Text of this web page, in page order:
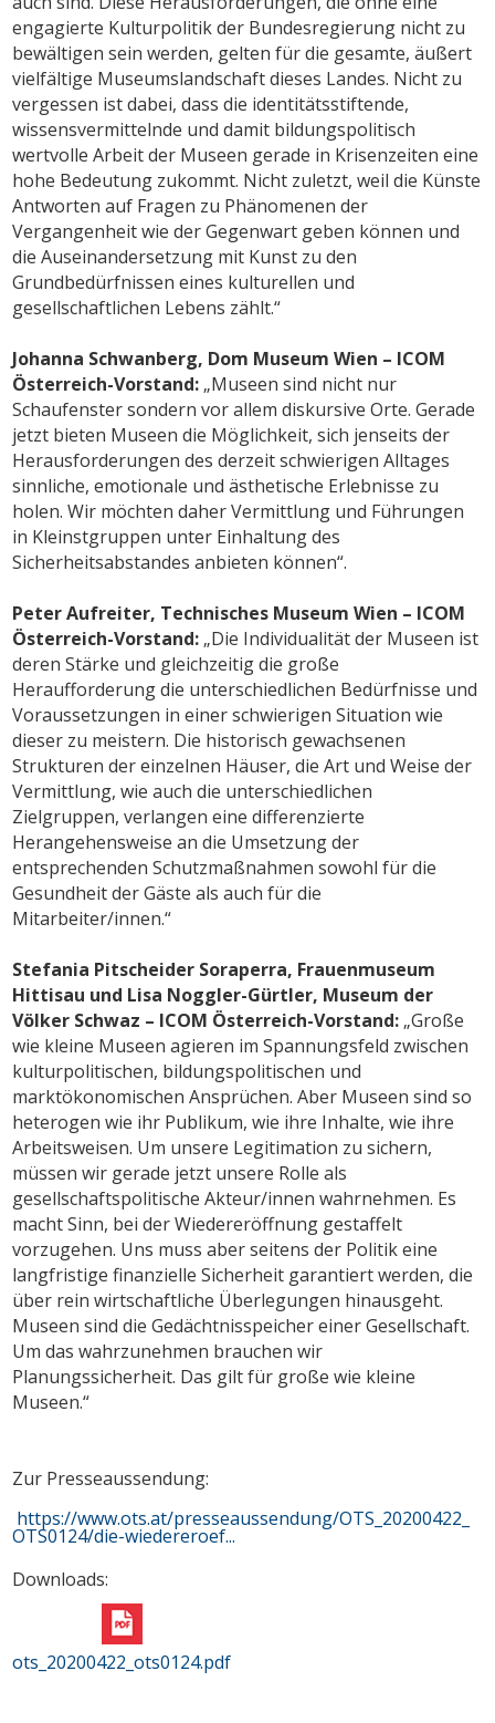
engagierte Kulturpolitik der Bundesregierung nicht zu
bewältigen sein werden, gelten für die gesamte, äußert
vielfältige Museumslandschaft dieses Landes. Nicht zu
vergessen ist dabei, dass die identitätsstiftende,
wissensvermittelnde und damit bildungspolitisch
wertvolle Arbeit der Museen gerade in Krisenzeiten eine
hohe Bedeutung zukommt. Nicht zuletzt, weil die Künste
Antworten auf Fragen zu Phänomenen der
Vergangenheit wie der Gegenwart geben können und
die Auseinandersetzung mit Kunst zu den
Grundbedürfnissen eines kulturellen und
gesellschaftlichen Lebens zählt.“
Johanna Schwanberg, Dom Museum Wien – ICOM
Österreich-Vorstand: „Museen sind nicht nur
Schaufenster sondern vor allem diskursive Orte. Gerade
jetzt bieten Museen die Möglichkeit, sich jenseits der
Herausforderungen des derzeit schwierigen Alltages
sinnliche, emotionale und ästhetische Erlebnisse zu
holen. Wir möchten daher Vermittlung und Führungen
in Kleinstgruppen unter Einhaltung des
Sicherheitsabstandes anbieten können“.
Peter Aufreiter, Technisches Museum Wien – ICOM
Österreich-Vorstand: „Die Individualität der Museen ist
deren Stärke und gleichzeitig die große
Heraufforderung die unterschiedlichen Bedürfnisse und
Voraussetzungen in einer schwierigen Situation wie
dieser zu meistern. Die historisch gewachsenen
Strukturen der einzelnen Häuser, die Art und Weise der
Vermittlung, wie auch die unterschiedlichen
Zielgruppen, verlangen eine differenzierte
Herangehensweise an die Umsetzung der
entsprechenden Schutzmaßnahmen sowohl für die
Gesundheit der Gäste als auch für die
Mitarbeiter/innen.“
Stefania Pitscheider Soraperra, Frauenmuseum
Hittisau und Lisa Noggler-Gürtler, Museum der
Völker Schwaz – ICOM Österreich-Vorstand: „Große
wie kleine Museen agieren im Spannungsfeld zwischen
kulturpolitischen, bildungspolitischen und
marktökonomischen Ansprüchen. Aber Museen sind so
heterogen wie ihr Publikum, wie ihre Inhalte, wie ihre
Arbeitsweisen. Um unsere Legitimation zu sichern,
müssen wir gerade jetzt unsere Rolle als
gesellschaftspolitische Akteur/innen wahrnehmen. Es
macht Sinn, bei der Wiedereröffnung gestaffelt
vorzugehen. Uns muss aber seitens der Politik eine
langfristige finanzielle Sicherheit garantiert werden, die
über rein wirtschaftliche Überlegungen hinausgeht.
Museen sind die Gedächtnisspeicher einer Gesellschaft.
Um das wahrzunehmen brauchen wir
Planungssicherheit. Das gilt für große wie kleine
Museen.“
Zur Presseaussendung:
https://www.ots.at/presseaussendung/OTS_20200422_
OTS0124/die-wiedereroef...
Downloads:
ots_20200422_ots0124.pdf